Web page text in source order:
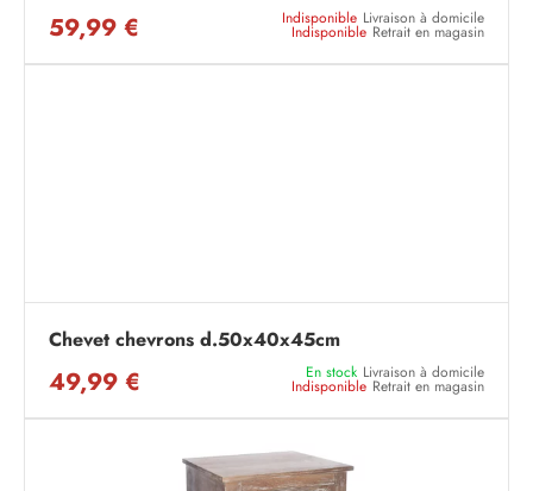
59,99 € Indisponible Livraison à domicile
Indisponible Retrait en magasin
Chevet chevrons d.50x40x45cm
49,99 € En stock Livraison à domicile
Indisponible Retrait en magasin